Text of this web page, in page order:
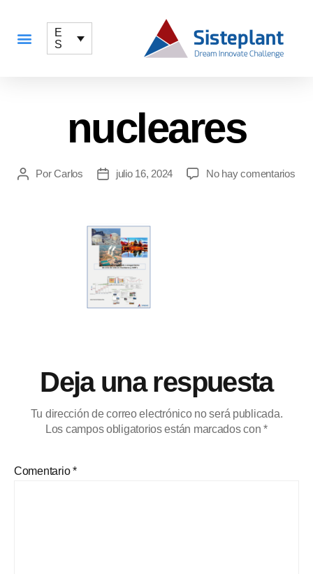
E
S
nucleares
PorCarlos julio 16, 2024 No hay comentarios
Deja una respuesta
Tu dirección de correo electrónico no será publicada.
Los campos obligatorios están marcados con*
Comentario*